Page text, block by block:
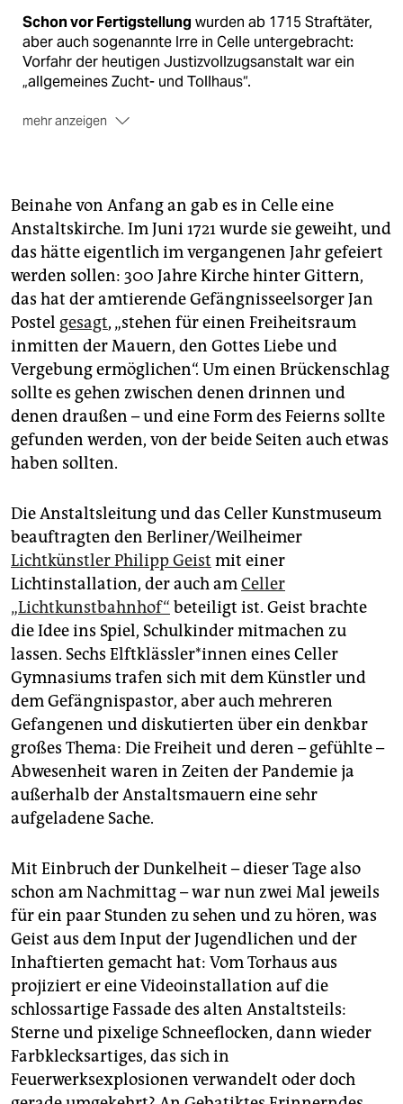
Schon vor Fertigstellung wurden ab 1715 Straftäter,
aber auch sogenannte Irre in Celle untergebracht:
Vorfahr der heutigen Justizvollzugsanstalt war ein
„allgemeines Zucht- und Tollhaus“.
mehr anzeigen
das „Celler Loch“ in die Gefängniswand sprengten
Beinahe von Anfang an gab es in Celle eine
Anstaltskirche. Im Juni 1721 wurde sie geweiht, und
das hätte eigentlich im vergangenen Jahr gefeiert
werden sollen: 300 Jahre Kirche hinter Gittern,
das hat der amtierende Gefängnisseelsorger Jan
Postel gesagt, „stehen für einen Freiheitsraum
inmitten der Mauern, den Gottes Liebe und
Vergebung ermöglichen“. Um einen Brückenschlag
sollte es gehen zwischen denen drinnen und
denen draußen – und eine Form des Feierns sollte
gefunden werden, von der beide Seiten auch etwas
haben sollten.
Die Anstaltsleitung und das Celler Kunstmuseum
beauftragten den Berliner/Weilheimer
Lichtkünstler Philipp Geist mit einer
Lichtinstallation, der auch amCeller
„Lichtkunstbahnhof“ beteiligt ist. Geist brachte
die Idee ins Spiel, Schulkinder mitmachen zu
lassen. Sechs Elft­kläss­le­r*in­nen eines Celler
Gymnasiums trafen sich mit dem Künstler und
dem Gefängnispastor, aber auch mehreren
Gefangenen und diskutierten über ein denkbar
großes Thema: Die Freiheit und deren – gefühlte –
Abwesenheit waren in Zeiten der Pandemie ja
außerhalb der Anstaltsmauern eine sehr
aufgeladene Sache.
Mit Einbruch der Dunkelheit – dieser Tage also
schon am Nachmittag – war nun zwei Mal jeweils
für ein paar Stunden zu sehen und zu hören, was
Geist aus dem Input der Jugendlichen und der
Inhaftierten gemacht hat: Vom Torhaus aus
projiziert er eine Videoinstallation auf die
schlossartige Fassade des alten Anstaltsteils:
Sterne und pixelige Schneeflocken, dann wieder
Farbklecksartiges, das sich in
Feuerwerksexplosionen verwandelt oder doch